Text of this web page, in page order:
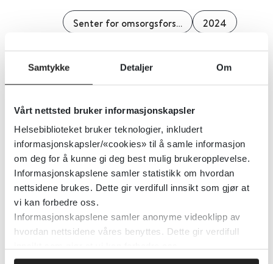
Samtykke Detaljer Om
Vårt nettsted bruker informasjonskapsler
Helsebiblioteket bruker teknologier, inkludert
informasjonskapsler/«cookies» til å samle informasjon
om deg for å kunne gi deg best mulig brukeropplevelse.
Informasjonskapslene samler statistikk om hvordan
nettsidene brukes. Dette gir verdifull innsikt som gjør at
vi kan forbedre oss.
Informasjonskapslene samler anonyme videoklipp av
hvordan nettsidene våres benyttes. Dette gir verdifull
Senter for omsorgsforskning 2024
Legemiddelhåndtering i sykehjem
– en kompleks og sårbar
arbeidsprosess
Senter for omsorgsforskning 2021
Legemiddelbruk varierer mellom
omsorgsnivåene